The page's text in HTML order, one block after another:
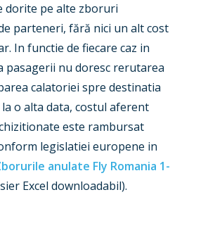
dorite pe alte zboruri
parteneri, fără nici un alt cost
In functie de fiecare caz in
pasagerii nu doresc rerutarea
calatoriei spre destinatia
o alta data, costul aferent
este rambursat
legislatiei europene in
anulate Fly Romania 1-
Excel downloadabil).
Dubai 2025
Paris 2025
Farnborough 2024
Paris 2023
Farnborough 2022
Dubai 2019
Paris 2019
Business Jets
Military
Trip Reports
Marketplace
Jobs
Contact